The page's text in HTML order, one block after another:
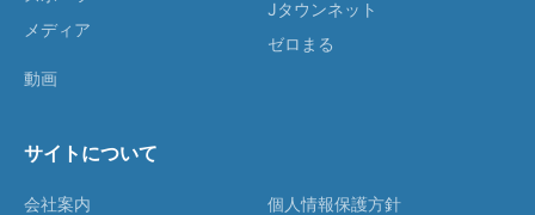
メディア
動画
Jタウンネット
ゼロまる
サイトについて
会社案内
個人情報保護方針